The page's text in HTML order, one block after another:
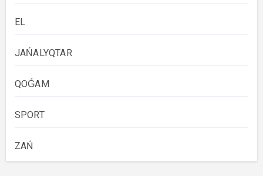
EL
JAŃALYQTAR
QOǴAM
SPORT
ZAŃ